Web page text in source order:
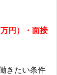
円）・面接
きたい条件